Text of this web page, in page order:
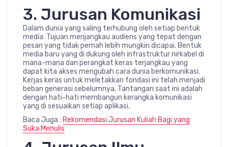
3. Jurusan Komunikasi
Dalam dunia yang saling terhubung oleh setiap bentuk
media. Tujuan menjangkau audiens yang tepat dengan
pesan yang tidak pernah lebih mungkin dicapai. Bentuk
media baru yang di dukung oleh infrastruktur nirkabel di
mana-mana dan perangkat keras terjangkau yang
dapat kita akses mengubah cara dunia berkomunikasi.
Kerjas keras untuk meletakkan fondasi ini telah menjadi
beban generasi sebelumnya. Tantangan saat ini adalah
dengan hati-hati membangun kerangka komunikasi
yang di sesuaikan setiap aplikasi.
Baca Juga : Rekomendasi Jurusan Kuliah Bagi yang
Suka Menulis